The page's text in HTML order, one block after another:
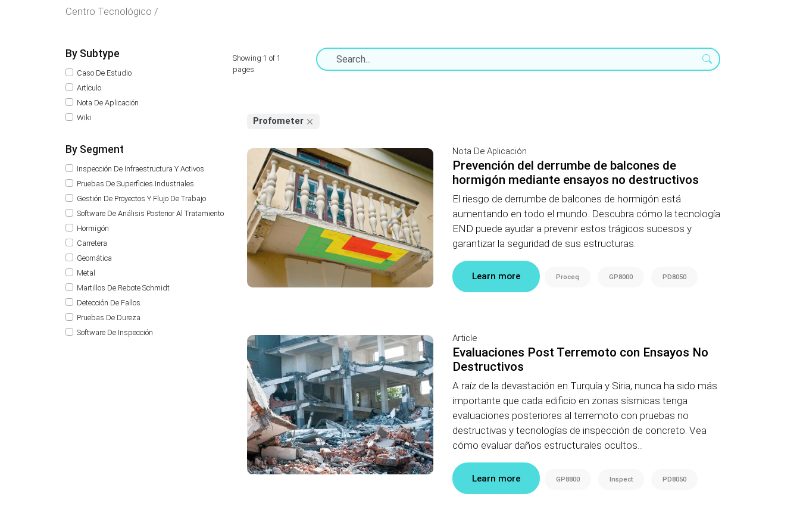
Centro Tecnológico /
By Subtype
Caso De Estudio
Artículo
Nota De Aplicación
Wiki
By Segment
Inspección De Infraestructura Y Activos
Pruebas De Superficies Industriales
Gestión De Proyectos Y Flujo De Trabajo
Software De Análisis Posterior Al Tratamiento
Hormigón
Carretera
Geomática
Metal
Martillos De Rebote Schmidt
Detección De Fallos
Pruebas De Dureza
Software De Inspección
Showing 1 of 1
pages
Profometer
Nota De Aplicación
Prevención del derrumbe de balcones de
hormigón mediante ensayos no destructivos
El riesgo de derrumbe de balcones de hormigón está
aumentando en todo el mundo. Descubra cómo la tecnología
END puede ayudar a prevenir estos trágicos sucesos y
garantizar la seguridad de sus estructuras.
Learn more Proceq GP8000 PD8050
Article
Evaluaciones Post Terremoto con Ensayos No
Destructivos
A raíz de la devastación en Turquía y Siria, nunca ha sido más
importante que cada edificio en zonas sísmicas tenga
evaluaciones posteriores al terremoto con pruebas no
destructivas y tecnologías de inspección de concreto. Vea
cómo evaluar daños estructurales ocultos...
Learn more GP8800 Inspect PD8050